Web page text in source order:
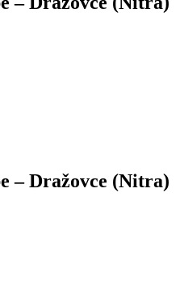
– Dražovce (Nitra)